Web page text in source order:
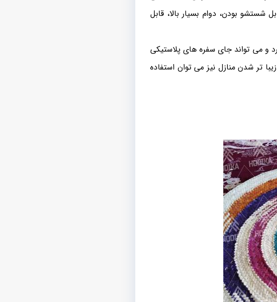
شستشو بودن، دوام بسیار بالا، قابل
و می تواند جای سفره های پلاستیکی
تر شدن منازل نیز می توان استفاده